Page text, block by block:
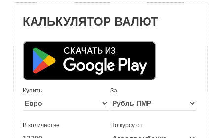
КАЛЬКУЛЯТОР ВАЛЮТ
Купить За
В количестве По курсу от